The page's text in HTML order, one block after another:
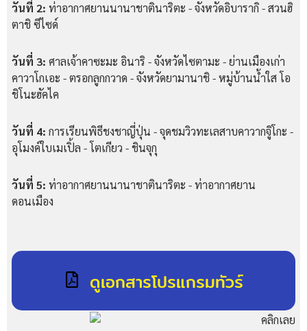
วันที่ 2: ท่าอากาศยานนานาชาตินาริตะ - จังหวัดอิบารากิ - สวนฮิ
ตาชิ ซีไซด์
วันที่ 3: ศาลเจ้าคาซะมะ อินาริ - จังหวัดไซตามะ - ย่านเมืองเก่า
คาวาโกเอะ - ตรอกลูกกวาด - จังหวัดยามานาชิ - หมู่บ้านน้ำใส โอ
ชิโนะฮัคไค
วันที่ 4: การเรียนพิธีชงชาญี่ปุ่น - จุดชมวิวทะเลสาบคาวากจูิโกะ -
อุโมงค์ใบเมเปิ้ล - โตเกียว - ชินจุกุ
วันที่ 5: ท่าอากาศยานนานาชาตินาริตะ - ท่าอากาศยาน
ดอนเมือง
ดูเอกสารโปรแกรมทัวร์